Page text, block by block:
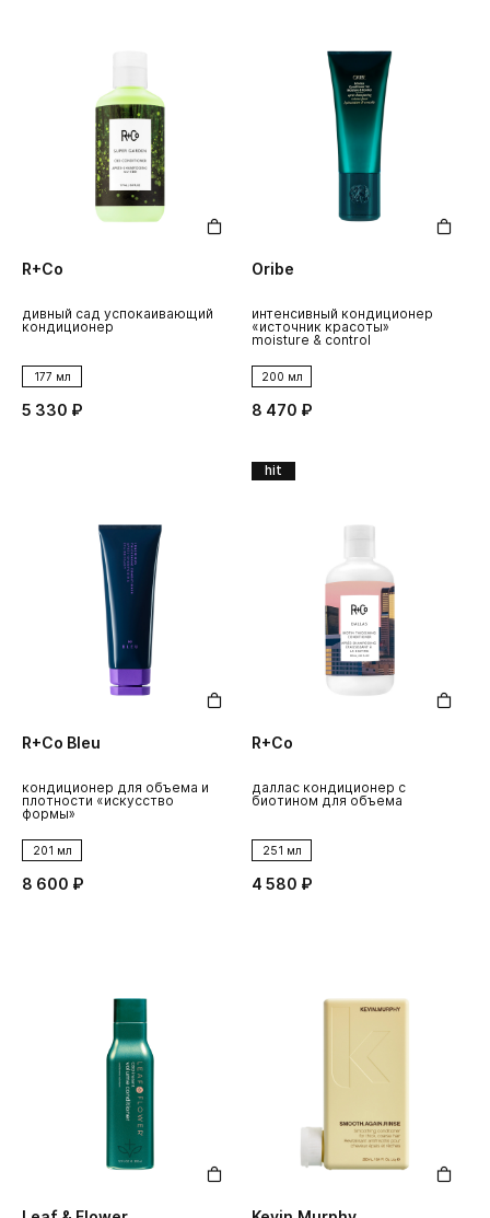
R+Co
дивный сад успокаивающий
кондиционер
177 мл
5 330 ₽
Oribe
интенсивный кондиционер
«источник красоты»
moisture & control
200 мл
8 470 ₽
R+Co Bleu
кондиционер для объема и
плотности «искусство
формы»
201 мл
8 600 ₽
hit
R+Co
даллас кондиционер с
биотином для объема
251 мл
4 580 ₽